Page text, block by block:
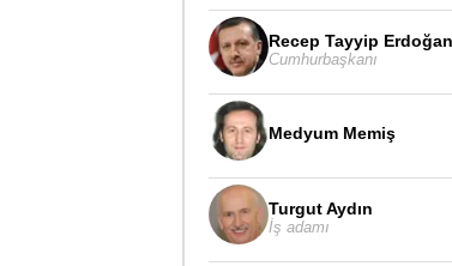
Recep Tayyip Erdoğan
Cumhurbaşkanı
Medyum Memiş
Turgut Aydın
İş adamı